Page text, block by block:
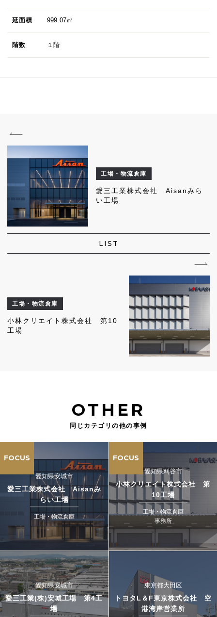
延面積 999.07㎡
階数 １階
工場・物流倉庫
愛三工業株式会社 Aisanみら
い工場
LIST
工場・物流倉庫
小林クリエイト株式会社 第10
工場
OTHER
同じカテゴリの他の事例
FOCUS
愛知県安城市
愛三工業株式会社 Aisanみ
らい工場
工場・物流倉庫
FOCUS
愛知県刈谷市
小林クリエイト株式会社 第
10工場
工場・物流倉庫
事務所
愛知県安城市
愛三工業(株)安城工場 第4工
場
東京都大田区
トヨタL＆F東京株式会社 空
港湾岸営業所